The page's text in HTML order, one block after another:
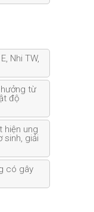
Nhi TW,
từ
độ
hiện ung
sinh, giải
có gây